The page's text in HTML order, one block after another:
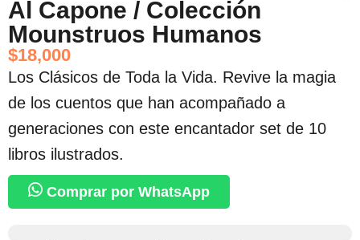
Al Capone / Colección
Mounstruos Humanos
$18,000
Los Clásicos de Toda la Vida. Revive la magia
de los cuentos que han acompañado a
generaciones con este encantador set de 10
libros ilustrados.
Comprar por WhatsApp